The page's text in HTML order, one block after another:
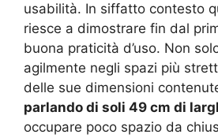
usabilità. In siffatto contesto
riesce a dimostrare fin dal
buona praticità d’uso. Non
agilmente negli spazi più
delle sue dimensioni
parlando di soli 49 cm di
occupare poco spazio da